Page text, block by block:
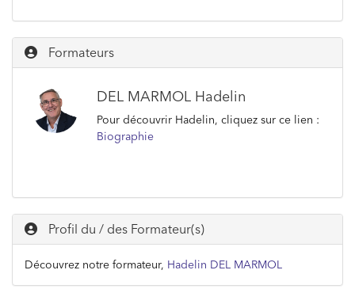
Formateurs
DEL MARMOL Hadelin
Pour découvrir Hadelin, cliquez sur ce lien :
Biographie
Profil du / des Formateur(s)
Découvrez notre formateur, Hadelin DEL MARMOL